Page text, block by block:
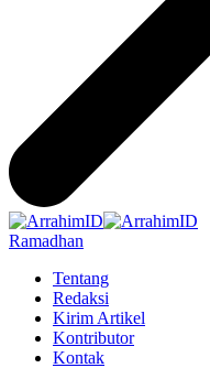
Ramadhan
Tentang
Redaksi
Kirim Artikel
Kontributor
Kontak